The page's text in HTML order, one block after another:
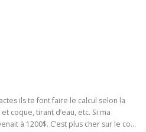
ils te font faire le calcul selon la
coque, tirant d’eau, etc. Si ma
à 1200$. C’est plus cher sur le co…